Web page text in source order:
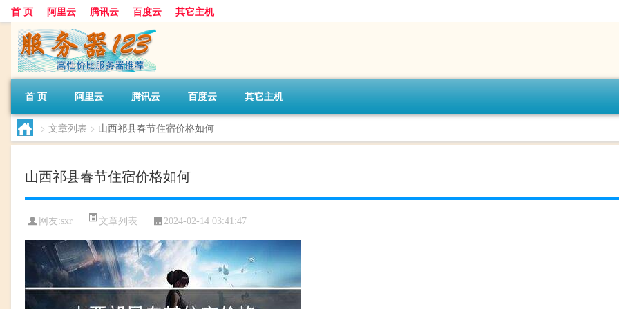
首 页 阿里云 腾讯云 百度云 其它主机
首 页 阿里云 腾讯云 百度云 其它主机
> 文章列表 > 山西祁县春节住宿价格如何
山西祁县春节住宿价格如何
网友:sxr 文章列表 2024-02-14 03:41:47